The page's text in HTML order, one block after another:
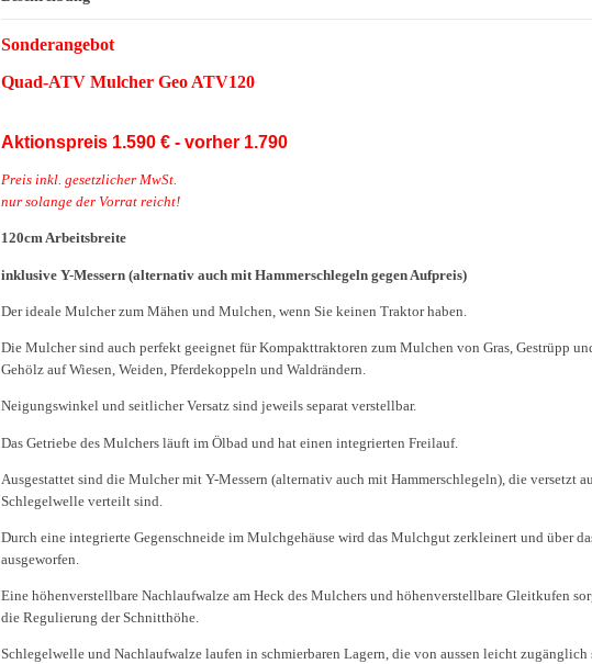
Sonderangebot
Quad-ATV Mulcher Geo ATV120
Aktionspreis 1.590 € - vorher 1.790
Preis inkl. gesetzlicher MwSt.
nur solange der Vorrat reicht!
120cm Arbeitsbreite
inklusive Y-Messern (alternativ auch mit Hammerschlegeln gegen Aufpreis)
Der ideale Mulcher zum Mähen und Mulchen, wenn Sie keinen Traktor haben.
Die Mulcher sind auch perfekt geeignet für Kompakttraktoren zum Mulchen von Gras, Gestrüpp
Gehölz auf Wiesen, Weiden, Pferdekoppeln und Waldrändern.
Neigungswinkel und seitlicher Versatz sind jeweils separat verstellbar.
Das Getriebe des Mulchers läuft im Ölbad und hat einen integrierten Freilauf.
Ausgestattet sind die Mulcher mit Y-Messern (alternativ auch mit Hammerschlegeln), die versetzt
Schlegelwelle verteilt sind.
Durch eine integrierte Gegenschneide im Mulchgehäuse wird das Mulchgut zerkleinert und über
ausgeworfen.
Eine höhenverstellbare Nachlaufwalze am Heck des Mulchers und höhenverstellbare Gleitkufen
die Regulierung der Schnitthöhe.
Schlegelwelle und Nachlaufwalze laufen in schmierbaren Lagern, die von aussen leicht zugänglich